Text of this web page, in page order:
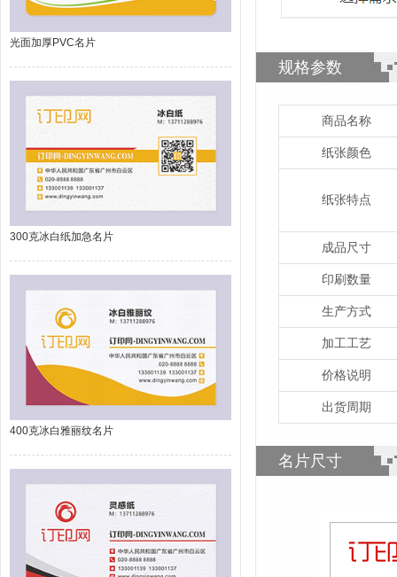
光面加厚PVC名片
300克冰白纸加急名片
400克冰白雅丽纹名片
规格参数
商品名称
纸张颜色
纸张特点
成品尺寸
印刷数量
生产方式
加工工艺
价格说明
出货周期
名片尺寸